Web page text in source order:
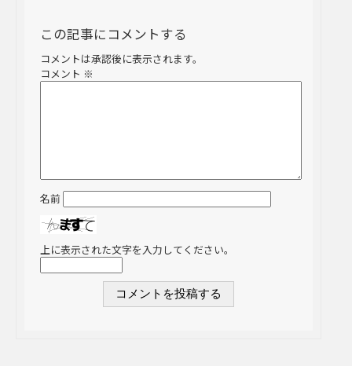
この記事にコメントする
コメントは承認後に表示されます。
コメント ※
名前
上に表示された文字を入力してください。